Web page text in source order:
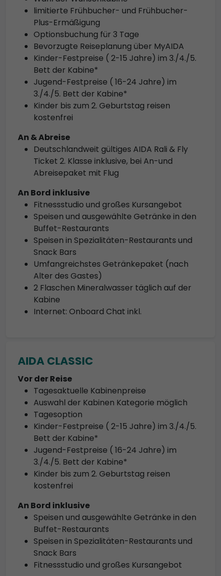
limitierte Frühbucher- und Frühbucher-
Plus-Ermäßigung
Optionsbuchung für 3 Tage
Bevorzugte Reiseplanung über MyAIDA
Kinder-Festpreise ( 2-15 Jahre) im 3./4./5.
Bett der Kabine*
Jugend-Festpreise ( 16-24 Jahre) im
3./4./5. Bett der Kabine*
Kinder bis zum 2. Geburtstag reisen
kostenfrei
An & Abreise
Deutschlandweit gültiges AIDA Rali & Fly
Ticket 2. Klasse inklusive, bei An-und
Abreisepaket mit Flug
An Bord inklusive
Fitnessstudio und großes Kursangebot
Speisen und ausgewählte Getränke in den
Buffet-Restaurants
Speisen in Spezialitäten-Restaurants und
Snack Bars
Umfangreichstes Getränkepaket (nach
Alter des Gastes)
2 Flaschen Mineralwasser täglich auf der
Kabine
Internet: Onboard Chat inkl.
AIDA CLASSIC
Vor der Reise
Tagesaktuelle Kabinenpreise
Auswahl der Kabinen Kategorie möglich
Tagesoption
Kinder-Festpreise ( 2-15 Jahre) im 3./4./5.
Bett der Kabine*
Jugend-Festpreise ( 16-24 Jahre) im
3./4./5. Bett der Kabine*
Kinder bis zum 2. Geburtstag reisen
kostenfrei
An Bord inklusive
Speisen und ausgewählte Getränke in den
Buffet-Restaurants
Speisen in Spezialitäten-Restaurants und
Snack Bars
Fitnessstudio und großes Kursangebot